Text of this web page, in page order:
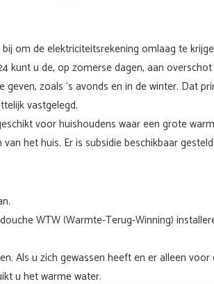
om de elektriciteitsrekening omlaag te
kunt u de, op zomerse dagen, aan
zoals ‘s avonds en in de winter. Dat
vastgelegd.
voor huishoudens waar een grote
het huis. Er is subsidie beschikbaar
WTW (Warmte-Terug-Winning)
Als u zich gewassen heeft en er alleen
u het warme water.